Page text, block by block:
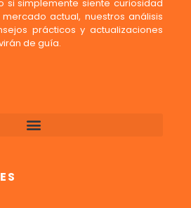
si simplemente siente curiosidad
actual, nuestros análisis
prácticos y actualizaciones
de guía.